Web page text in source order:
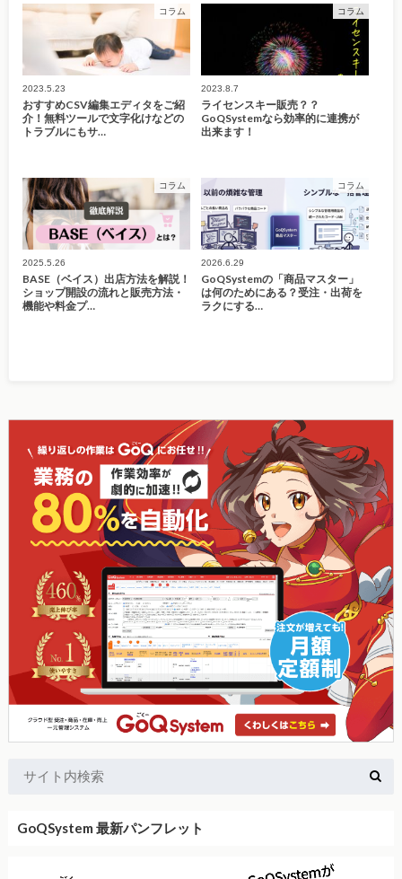
コラム
2023.5.23
おすすめCSV編集エディタをご紹
介！無料ツールで文字化けなどの
トラブルにもサ…
コラム
2023.8.7
ライセンスキー販売？？
GoQSystemなら効率的に連携が
出来ます！
コラム
2025.5.26
BASE（ベイス）出店方法を解説！
ショップ開設の流れと販売方法・
機能や料金プ…
コラム
2026.6.29
GoQSystemの「商品マスター」
は何のためにある？受注・出荷を
ラクにする…
GoQSystem 最新パンフレット